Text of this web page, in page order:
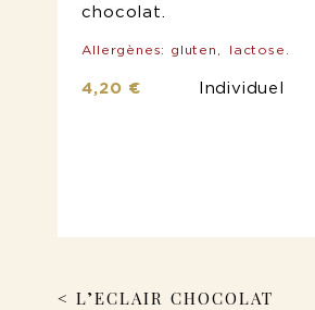
chocolat.
Allergènes: gluten, lactose.
4,20 € Individuel
< L’ECLAIR CHOCOLAT